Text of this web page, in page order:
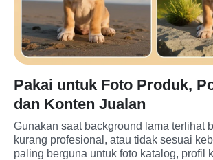
Pakai untuk Foto Produk,
dan Konten Jualan
Gunakan saat background lama terlihat
kurang profesional, atau tidak sesuai
paling berguna untuk foto katalog, profil